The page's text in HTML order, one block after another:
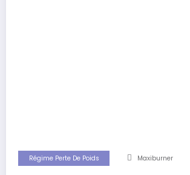
Régime Perte De Poids Maxiburner